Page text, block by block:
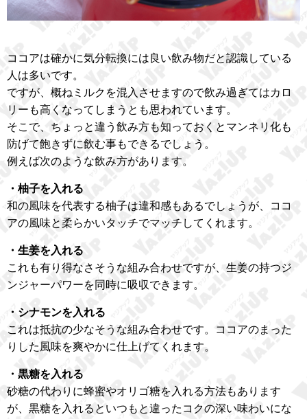
ココアは確かに気分転換には良い飲み物だと認識している
人は多いです。
ですが、概ねミルクを混入させますので飲み過ぎてはカロ
リーも高くなってしまうとも思われています。
そこで、ちょっと違う飲み方も知っておくとマンネリ化も
防げて飽きずに飲む事もできるでしょう。
例えば次のような飲み方があります。
・柚子を入れる
和の風味を代表する柚子は違和感もあるでしょうが、ココ
アの風味と柔らかいタッチでマッチしてくれます。
・生姜を入れる
これも有り得なさそうな組み合わせですが、生姜の持つジ
ンジャーパワーを同時に吸収できます。
・シナモンを入れる
これは抵抗の少なそうな組み合わせです。ココアのまった
りした風味を爽やかに仕上げてくれます。
・黒糖を入れる
砂糖の代わりに蜂蜜やオリゴ糖を入れる方法もあります
が、黒糖を入れるといつもと違ったコクの深い味わいにな